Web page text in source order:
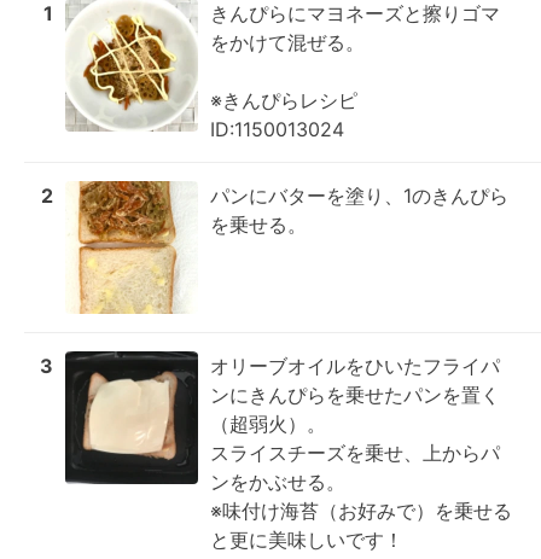
1
きんぴらにマヨネーズと擦りゴマ
をかけて混ぜる。
※きんぴらレシピ
ID:1150013024
2
パンにバターを塗り、1のきんぴら
を乗せる。
3
オリーブオイルをひいたフライパ
ンにきんぴらを乗せたパンを置く
（超弱火）。
スライスチーズを乗せ、上からパ
ンをかぶせる。
※味付け海苔（お好みで）を乗せる
と更に美味しいです！